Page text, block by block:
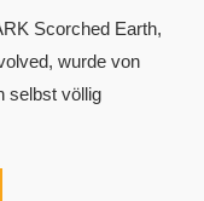
Scorched Earth,
wurde von
selbst völlig